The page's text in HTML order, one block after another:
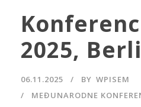
2025,
06.11.2025 BY WPISEM
MEĐUNARODNE